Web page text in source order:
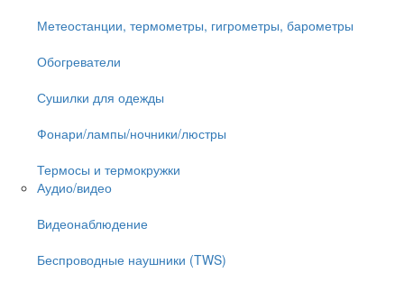
Метеостанции, термометры, гигрометры, барометры
Обогреватели
Сушилки для одежды
Фонари/лампы/ночники/люстры
Термосы и термокружки
Аудио/видео
Видеонаблюдение
Беспроводные наушники (TWS)